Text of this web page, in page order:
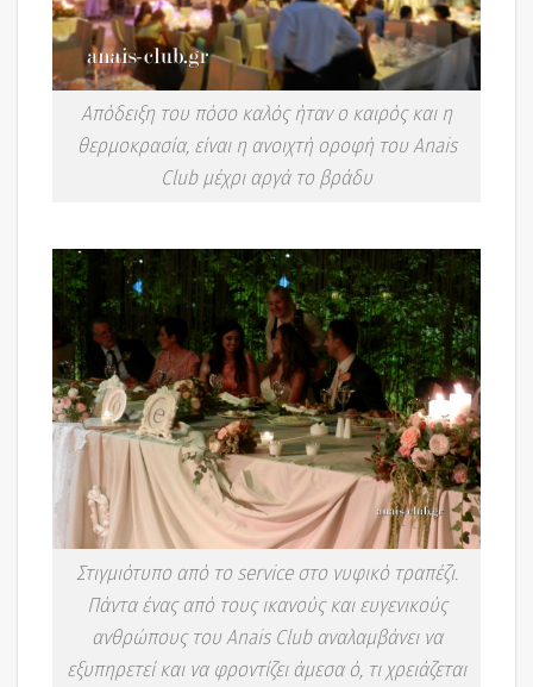
Απόδειξη του πόσο καλός ήταν ο καιρός και η
θερμοκρασία, είναι η ανοιχτή οροφή του Anais
Club μέχρι αργά το βράδυ
Στιγμιότυπο από το service στο νυφικό τραπέζι.
Πάντα ένας από τους ικανούς και ευγενικούς
ανθρώπους του Anais Club αναλαμβάνει να
εξυπηρετεί και να φροντίζει άμεσα ό, τι χρειάζεται